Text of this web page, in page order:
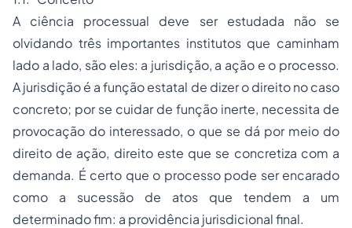
A ciência processual deve ser estudada não se
olvidando três importantes institutos que caminham
lado a lado, são eles: a jurisdição, a ação e o processo.
A jurisdição é a função estatal de dizer o direito no caso
concreto; por se cuidar de função inerte, necessita de
provocação do interessado, o que se dá por meio do
direito de ação, direito este que se concretiza com a
demanda. É certo que o processo pode ser encarado
como a sucessão de atos que tendem a um
determinado fim: a providência jurisdicional final.